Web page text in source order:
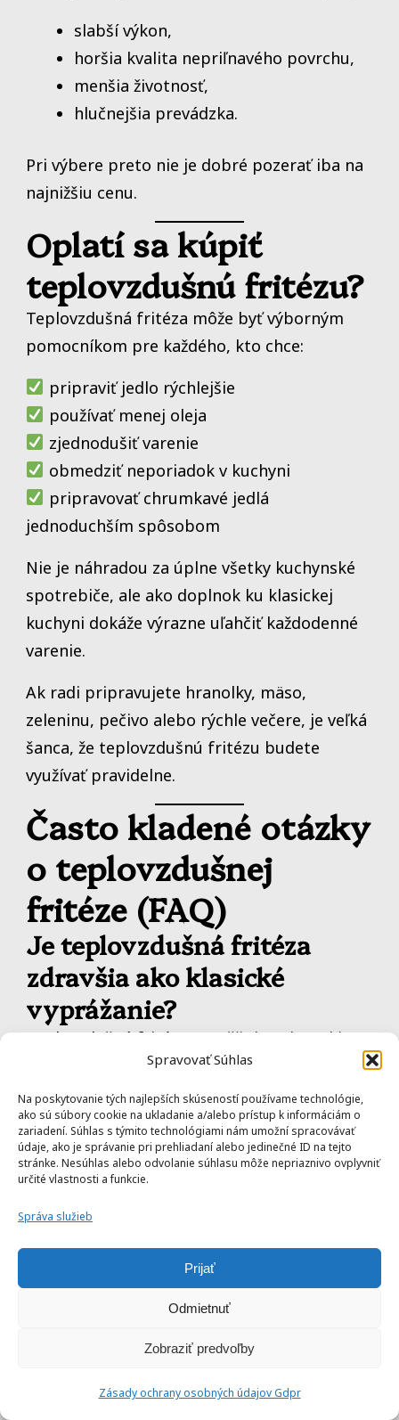
Spravovať Súhlas
Na poskytovanie tých najlepších skúseností používame technológie,
ako sú súbory cookie na ukladanie a/alebo prístup k informáciám o
zariadení. Súhlas s týmito technológiami nám umožní spracovávať
údaje, ako je správanie pri prehliadaní alebo jedinečné ID na tejto
stránke. Nesúhlas alebo odvolanie súhlasu môže nepriaznivo ovplyvniť
určité vlastnosti a funkcie.
Správa služieb
Prijať
Odmietnuť
Zobraziť predvoľby
Zásady ochrany osobných údajov Gdpr
slabší výkon,
horšia kvalita nepriľnavého povrchu,
menšia životnosť,
hlučnejšia prevádzka.
Pri výbere preto nie je dobré pozerať iba na
najnižšiu cenu.
Oplatí sa kúpiť
teplovzdušnú fritézu?
Teplovzdušná fritéza môže byť výborným
pomocníkom pre každého, kto chce:
pripraviť jedlo rýchlejšie
používať menej oleja
zjednodušiť varenie
obmedziť neporiadok v kuchyni
pripravovať chrumkavé jedlá
jednoduchším spôsobom
Nie je náhradou za úplne všetky kuchynské
spotrebiče, ale ako doplnok ku klasickej
kuchyni dokáže výrazne uľahčiť každodenné
varenie.
Ak radi pripravujete hranolky, mäso,
zeleninu, pečivo alebo rýchle večere, je veľká
šanca, že teplovzdušnú fritézu budete
využívať pravidelne.
Často kladené otázky
o teplovzdušnej
fritéze (FAQ)
Je teplovzdušná fritéza
zdravšia ako klasické
vyprážanie?
Teplovzdušná fritéza umožňuje pripraviť
jedlá s výrazne menším množstvom oleja ako
klasické vyprážanie. Stále však záleží na
použitých surovinách a celkovom jedálničku.
Dá sa v teplovzdušnej
Áno. Môžete v nej pripraviť napríklad
zapekané jedlá.
fritéza predhrievať?
Záleží od konkrétneho receptu a modelu.